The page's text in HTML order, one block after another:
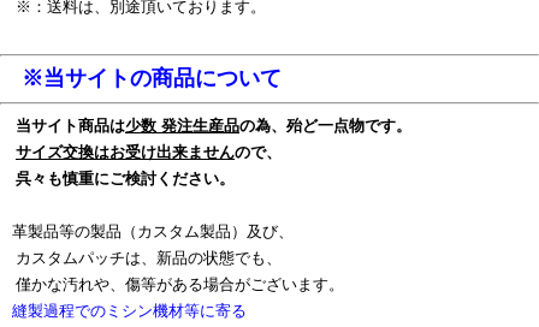
※：送料は、別途頂いております。
※当サイトの商品について
当サイト商品は少数 発注生産品の為、殆ど一点物です。
サイズ交換はお受け出来ませんので、
呉々も慎重にご検討ください。
革製品等の製品（カスタム製品）及び、
カスタムパッチは、新品の状態でも、
僅かな汚れや、傷等がある場合がございます。
縫製過程でのミシン機材等に寄る